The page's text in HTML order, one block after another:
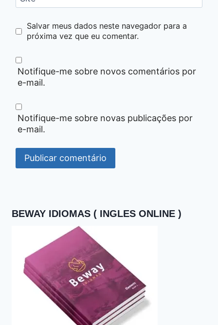
Salvar meus dados neste navegador para a
próxima vez que eu comentar.
Notifique-me sobre novos comentários por
e-mail.
Notifique-me sobre novas publicações por
e-mail.
BEWAY IDIOMAS ( INGLES ONLINE )